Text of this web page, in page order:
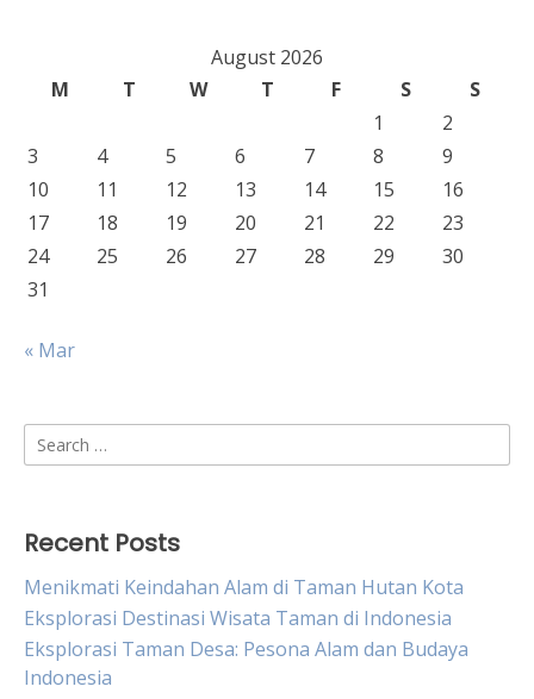
August 2026
M
T W T F S
S
1
2
3
4 5 6 7 8
9
10
11 12 13 14 15
16
17
18 19 20 21 22
23
24
25 26 27 28 29
30
31
« Mar
Search
for:
Recent Posts
Menikmati Keindahan Alam di Taman Hutan Kota
Eksplorasi Destinasi Wisata Taman di Indonesia
Eksplorasi Taman Desa: Pesona Alam dan Budaya
Indonesia